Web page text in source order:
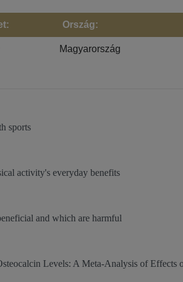
Ország:
Magyarország
sports
activity's everyday benefits
and which are harmful
Levels: A Meta-Analysis of Effects